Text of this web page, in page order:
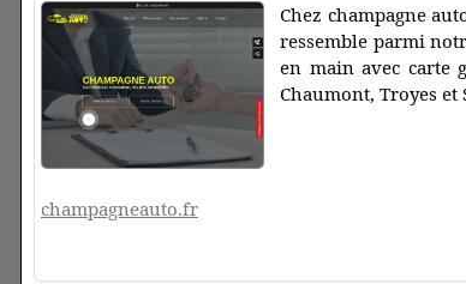
Chez champagne
ressemble parmi
en main avec carte
Chaumont, Troyes et
champagneauto.fr